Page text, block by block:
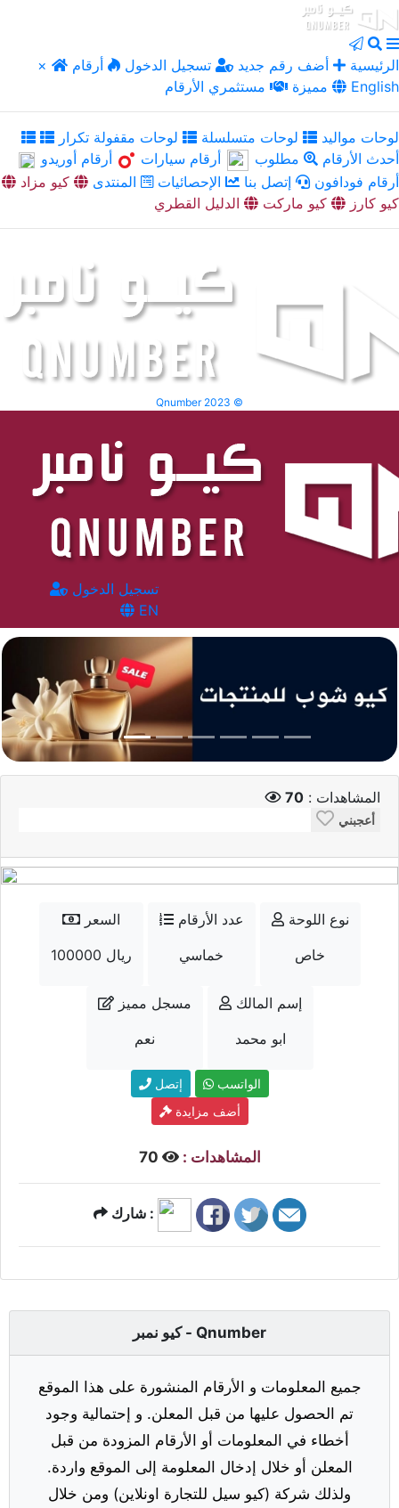
× الرئيسية أضف رقم جديد تسجيل الدخول
أرقام
مميزة
مستثمري الأرقام English
لوحات مواليد لوحات متسلسلة
لوحات مقفولة تكرار
أحدث الأرقام
مطلوب أرقام سيارات
أرقام أوريدو
أرقام فودافون
إتصل بنا الإحصائيات المنتدى
كيو مزاد
كيو كارز
كيو ماركت الدليل القطري
Qnumber 2023 ©
تسجيل الدخول
EN
المشاهدات : 70
أعجبني
السعر
100000 ريال
عدد الأرقام
خماسي
نوع اللوحة
خاص
مسجل مميز
نعم
إسم المالك
ابو محمد
إتصل
الواتسب
أضف مزايدة
المشاهدات :
شارك :
كيو نمبر - Qnumber
جميع المعلومات و الأرقام المنشورة على هذا الموقع
تم الحصول عليها من قبل المعلن. و إحتمالية وجود
أخطاء في المعلومات أو الأرقام المزودة من قبل
المعلن أو خلال إدخال المعلومة إلى الموقع واردة.
ولذلك شركة (كيو سيل للتجارة اونلاين) ومن خلال